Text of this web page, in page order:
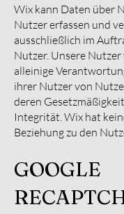
Wix kann Daten über
Nutzer erfassen und
ausschließlich im
Nutzer. Unsere
alleinige
ihrer Nutzer von
deren
Integrität. Wix hat
Beziehung zu den
GOOGLE